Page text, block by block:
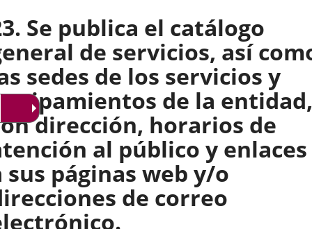
Se publica el catálogo
de servicios, así
sedes de los servicios y
de la entidad,
dirección, horarios de
al público y enlaces
sus páginas web y/o
de correo